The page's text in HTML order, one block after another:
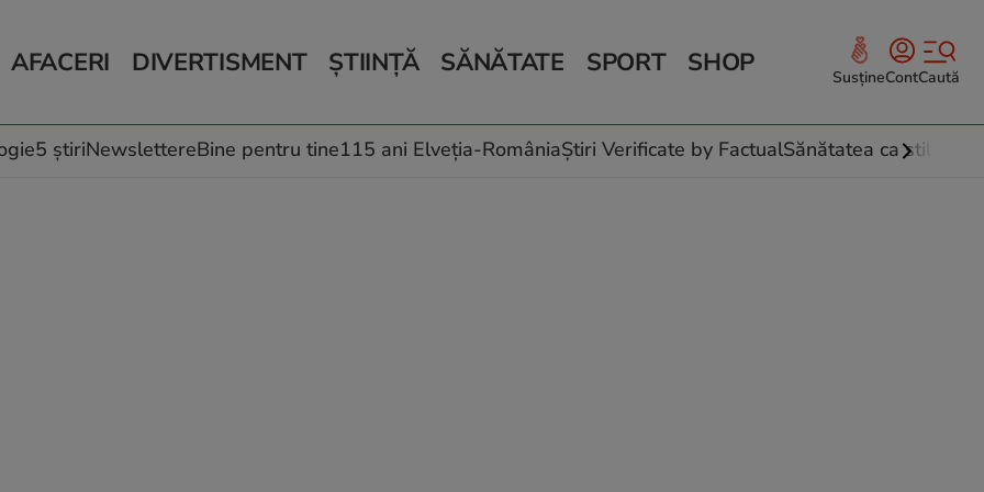
AFACERI
Auto
Locuri de muncă
DIVERTISMENT
Horoscop
Muzică și Filme
ȘTIINȚĂ
Schimbări climatice
SĂNĂTATE
Relații
Rețete culinare
SPORT SHOP SusțineContCaută
5 știriNewslettereBine pentru tine115 ani Elveția-RomâniaȘtiri Verificate by FactualSănătatea ca stil de